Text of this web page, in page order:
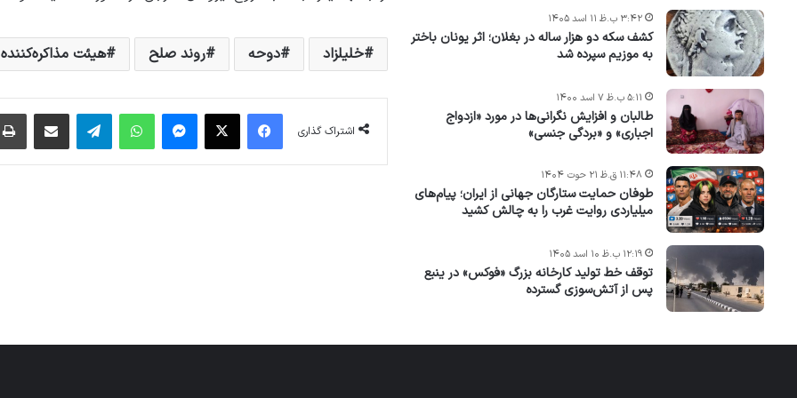
خلیلزاد دوحه روند صلح هیئت
اشتراک گذاری
فیس بوک X پیام رسان واتس آپ تلگرام اشتراک گذاری از طریق ایمیل
کشف سکه دو هزار ساله در بغلان؛ اثر یونان باختر
به موزیم سپرده شد
۳:۴۲ ب.ظ ۱۱ اسد ۱۴۰۵
طالبان و افزایش نگرانی‌ها در مورد «ازدواج
اجباری» و «بردگی جنسی»
۵:۱۱ ب.ظ ۷ اسد ۱۴۰۰
طوفان حمایت ستارگان جهانی از ایران؛ پیام‌های
میلیاردی روایت غرب را به چالش کشید
۱۱:۴۸ ق.ظ ۲۱ حوت ۱۴۰۴
توقف خط تولید کارخانه بزرگ «فوکس» در ینبع
پس از آتش‌سوزی گسترده
۱۲:۱۹ ب.ظ ۱۰ اسد ۱۴۰۵